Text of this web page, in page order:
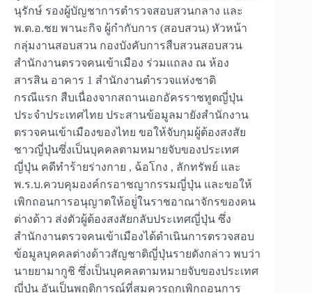
นุรักษ์ รองผู้บัญชาการตำรวจสอบสวนกลาง และ
พ.ต.อ.ชย พานะกิจ ผู้กำกับการ (สอบสวน) หัวหน้า
กลุ่มงานสอบสวน กองบังคับการสืบสวนสอบสวน
สำนักงานตรวจคนเข้าเมือง ร่วมแถลง ณ ห้อง
สารสิน อาคาร 1 สำนักงานตำรวจแห่งชาติ
กรณีแรก สืบเนื่องจากสถานเอกอัครราชทูตญี่ปุ่น
ประจำประเทศไทย ประสานข้อมูลมายังสำนักงาน
ตรวจคนเข้าเมืองของไทย ขอให้จับกุมผู้ต้องสงสัย
ชาวญี่ปุ่นซึ่งเป็นบุคคลตามหมายจับของประเทศ
ญี่ปุ่น คดีทำร้ายร่างกาย , ฉ้อโกง , ลักทรัพย์ และ
พ.ร.บ.ควบคุมองค์กรอาชญากรรมญี่ปุ่น และขอให้
เพิกถอนการอนุญาตให้อยู่่ในราชอาณาจักรของคน
ต่างด้าว ส่งตัวผู้ต้องสงสัยกลับประเทศญี่ปุ่น ซึ่ง
สำนักงานตรวจคนเข้าเมืองได้ดำเนินการตรวจสอบ
ข้อมูลบุคคลต่างด้าวสัญชาติญี่ปุ่นรายดังกล่าว พบว่า
นายยามากูชิ ซึ่งเป็นบุคคลตามหมายจับของประเทศ
ญี่ปุ่น อันเป็นพฤติการณ์ที่สมควรถูกเพิกถอนการ